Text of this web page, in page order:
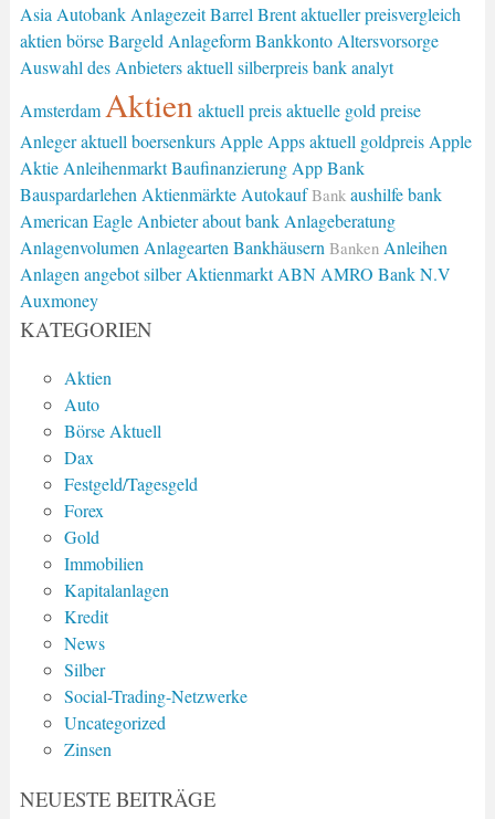
Asia Autobank Anlagezeit Barrel Brent aktueller preisvergleich
aktien börse Bargeld Anlageform Bankkonto Altersvorsorge
Auswahl des Anbieters aktuell silberpreis bank analyt
Amsterdam Aktien aktuell preis aktuelle gold preise
Anleger aktuell boersenkurs Apple Apps aktuell goldpreis Apple
Aktie Anleihenmarkt Baufinanzierung App Bank
Bauspardarlehen Aktienmärkte Autokauf Bank aushilfe bank
American Eagle Anbieter about bank Anlageberatung
Anlagenvolumen Anlagearten Bankhäusern Banken Anleihen
Anlagen angebot silber Aktienmarkt ABN AMRO Bank N.V
Auxmoney
KATEGORIEN
Aktien
Auto
Börse Aktuell
Dax
Festgeld/Tagesgeld
Forex
Gold
Immobilien
Kapitalanlagen
Kredit
News
Silber
Social-Trading-Netzwerke
Uncategorized
Zinsen
NEUESTE BEITRÄGE